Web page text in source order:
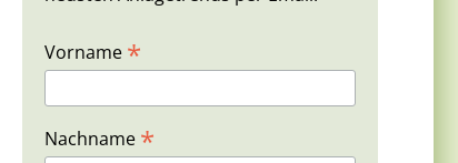
Vorname *
Nachname *